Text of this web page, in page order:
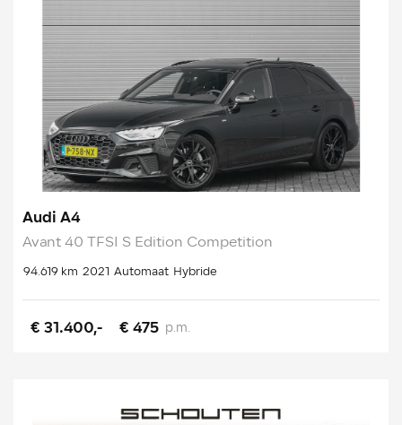
Audi A4
Avant 40 TFSI S Edition Competition
94.619 km 2021 Automaat Hybride
€ 31.400,- € 475 p.m.